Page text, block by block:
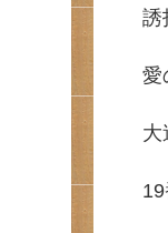
誘
愛